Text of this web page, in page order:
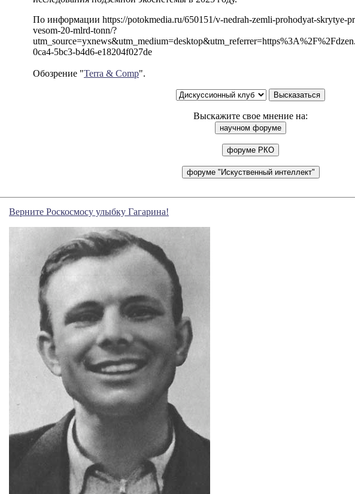
По информации https://potokmedia.ru/650151/v-nedrah-zemli-prohodyat-skrytye-
vesom-20-mlrd-tonn/?
0ca4-5bc3-b4d6-e18204f027de
Обозрение "Terra & Comp".
Выскажите свое мнение на:
Верните Роскоcмосу улыбку Гагарина!